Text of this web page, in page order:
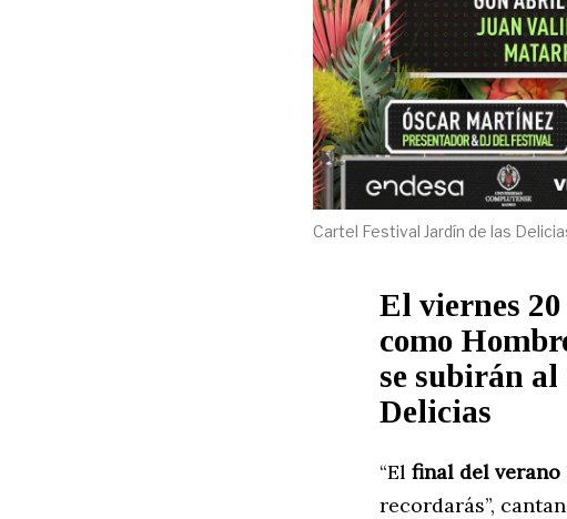
Cartel Festival Jardín de las
El viernes
como
se subirán
Delicias
“El final del verano
recordarás”,